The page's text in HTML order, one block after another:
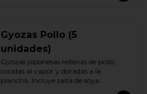
Gyozas Pollo (5
unidades)
Gyozas japonesas rellenas de pollo,
cocidas al vapor y doradas a la
plancha. Incluye salsa de soya.